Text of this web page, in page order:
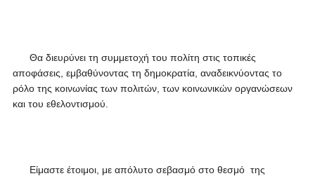
Θα διευρύνει τη συμμετοχή του πολίτη στις τοπικές
αποφάσεις, εμβαθύνοντας τη δημοκρατία, αναδεικνύοντας το
ρόλο της κοινωνίας των πολιτών, των κοινωνικών οργανώσεων
και του εθελοντισμού.
Είμαστε έτοιμοι, με απόλυτο σεβασμό στο θεσμό της